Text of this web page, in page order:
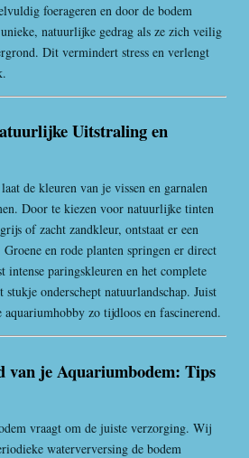
foerageren en door de bodem
natuurlijke gedrag als ze zich veilig
Dit vermindert stress en verlengt
Uitstraling en
de kleuren van je vissen en garnalen
Door te kiezen voor natuurlijke tinten
of zacht zandkleur, ontstaat er een
en rode planten springen er direct
intense paringskleuren en het complete
stukje onderschept natuurlandschap. Juist
zo tijdloos en fascinerend.
van je Aquariumbodem: Tips
vraagt om de juiste verzorging. Wij
waterverversing de bodem